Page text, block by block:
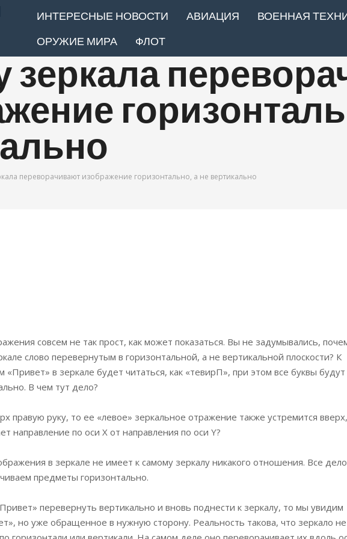
ИНТЕРЕСНЫЕ НОВОСТИ АВИАЦИЯ ВОЕННАЯ
ОРУЖИЕ МИРА
ФЛОТ
зеркала
переворачивают изображение горизонтально, а не вертикально
совсем не так прост, как может показаться. Вы не задумывались,
слово перевернутым в горизонтальной, а не вертикальной плоскости? К
«Привет» в зеркале будет читаться, как «тевирП», при этом все буквы будут
В чем тут дело?
правую руку, то ее «левое» зеркальное отражение также устремится
направление по оси X от направления по оси Y?
в зеркале не имеет к самому зеркалу никакого отношения. Все
предметы горизонтально.
перевернуть вертикально и вновь поднести к зеркалу, то мы увидим
но уже обращенное в нужную сторону. Реальность такова, что зеркало не